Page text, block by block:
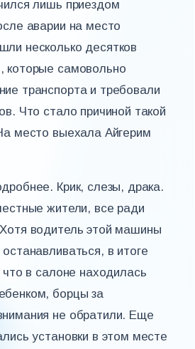
лишь приездом
аварии на место
несколько десятков
которые самовольно
транспорта и требовали
Что стало причиной такой
место выехала Айгерим
Крик, слезы, драка.
жители, все ради
водитель этой машины
в итоге
в салоне находилась
борцы за
не обратили. Еще
установки в этом месте